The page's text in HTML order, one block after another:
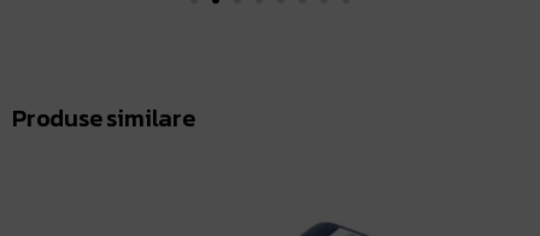
Produse similare